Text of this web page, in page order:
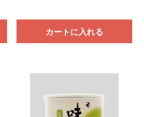
カートに入れる